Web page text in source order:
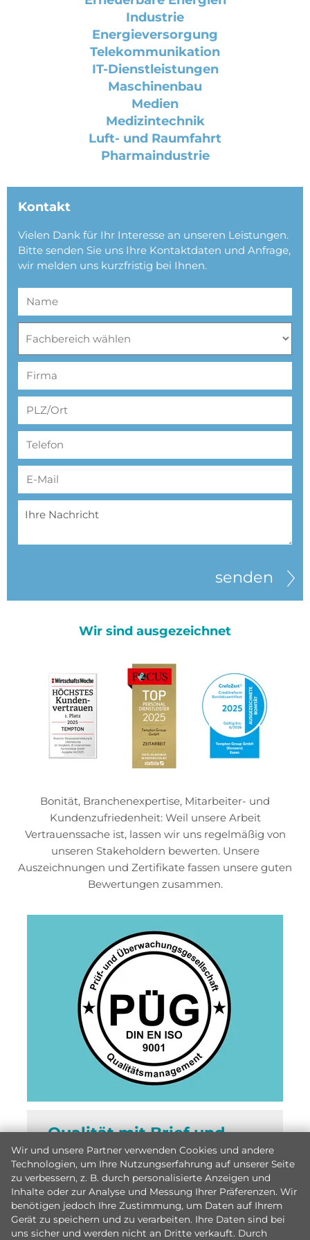
Industrie
Energieversorgung
Telekommunikation
IT-Dienstleistungen
Maschinenbau
Medien
Medizintechnik
Luft- und Raumfahrt
Pharmaindustrie
Kontakt
Vielen Dank für Ihr Interesse an unseren Leistungen.
Bitte senden Sie uns Ihre Kontaktdaten und Anfrage,
wir melden uns kurzfristig bei Ihnen.
senden
Wir sind ausgezeichnet
Bonität, Branchenexpertise, Mitarbeiter- und
Kundenzufriedenheit: Weil unsere Arbeit
Vertrauenssache ist, lassen wir uns regelmäßig von
unseren Stakeholdern bewerten. Unsere
Auszeichnungen und Zertifikate fassen unsere guten
Bewertungen zusammen.
Qualität mit Brief und
Siegel
Hier geht es zu unseren ISO-
Zertifizierungen
Wir und unsere Partner verwenden Cookies und andere
Technologien, um Ihre Nutzungserfahrung auf unserer Seite
zu verbessern, z. B. durch personalisierte Anzeigen und
Inhalte oder zur Analyse und Messung Ihrer Präferenzen. Wir
benötigen jedoch Ihre Zustimmung, um Daten auf Ihrem
Gerät zu speichern und zu verarbeiten. Ihre Daten sind bei
uns sicher und werden nicht an Dritte verkauft. Durch